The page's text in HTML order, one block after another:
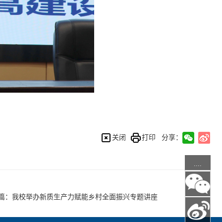
关闭 打印 分享：
： 我校举办新质生产力赋能乡村全面振兴专题讲座
....